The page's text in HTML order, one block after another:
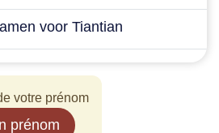
voor Tiantian
votre prénom
prénom